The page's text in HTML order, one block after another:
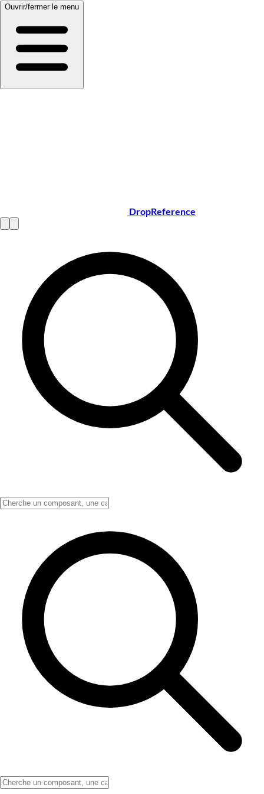
Ouvrir/fermer le menu
DropReference